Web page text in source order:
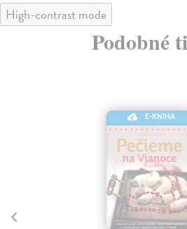
High-contrast mode
Podobné
E-KNIHA